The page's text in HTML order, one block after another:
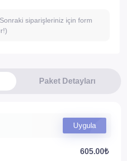
siparişleriniz için form
Paket Detayları
Uygula
605.00₺